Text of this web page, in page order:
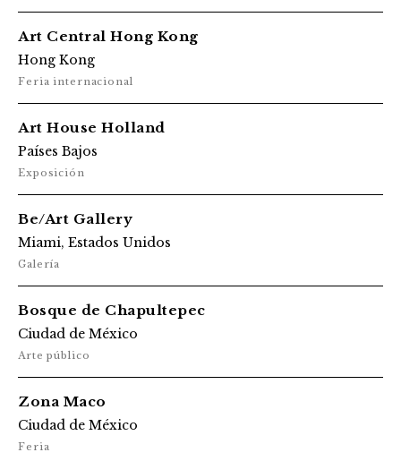
Art Central Hong Kong
Hong Kong
Feria internacional
Art House Holland
Países Bajos
Exposición
Be/Art Gallery
Miami, Estados Unidos
Galería
Bosque de Chapultepec
Ciudad de México
Arte público
Zona Maco
Ciudad de México
Feria